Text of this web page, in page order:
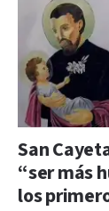
San
“ser más
los